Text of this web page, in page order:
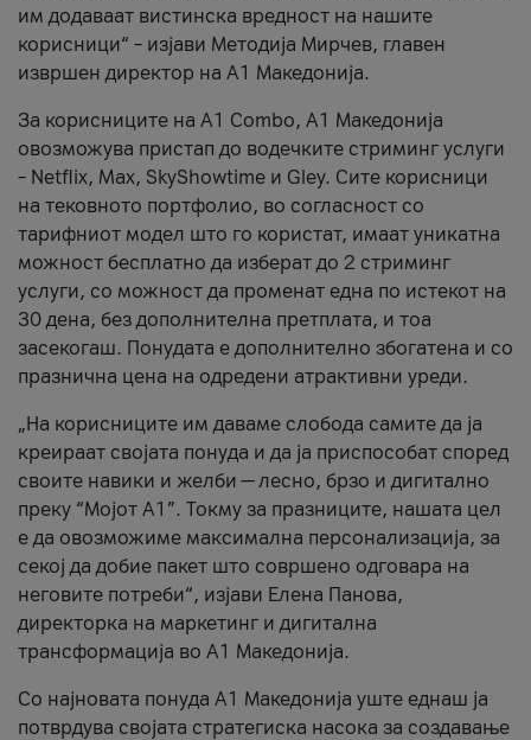
им додаваат вистинска вредност на нашите
корисници“ – изјави Методија Мирчев, главен
извршен директор на А1 Македонија.
За корисниците на A1 Combo, А1 Македонија
овозможува пристап до водечките стриминг услуги
– Netflix, Max, SkyShowtime и Gley. Сите корисници
на тековното портфолио, во согласност со
тарифниот модел што го користат, имаат уникатна
можност бесплатно да изберат до 2 стриминг
услуги, со можност да променат една по истекот на
30 дена, без дополнителна претплата, и тоа
засекогаш. Понудата е дополнително збогатена и со
празнична цена на одредени атрактивни уреди.
„На корисниците им даваме слобода самите да ја
креираат својата понуда и да ја приспособат според
своите навики и желби — лесно, брзо и дигитално
преку “Мојот А1”. Токму за празниците, нашата цел
е да овозможиме максимална персонализација, за
секој да добие пакет што совршено одговара на
неговите потреби“, изјави Елена Панова,
директорка на маркетинг и дигитална
трансформација во А1 Македонија.
Со најновата понуда А1 Македонија уште еднаш ја
потврдува својата стратегиска насока за создавање